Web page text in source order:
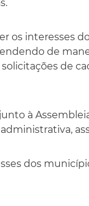
os interesses
de
de
à
dos